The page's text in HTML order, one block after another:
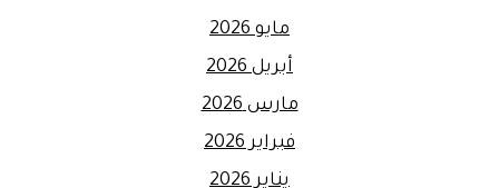
مايو 2026
أبريل 2026
مارس 2026
فبراير 2026
يناير 2026